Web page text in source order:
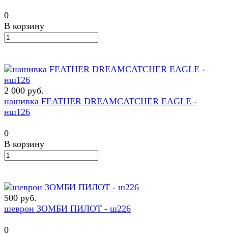
0
В корзину
2 000 руб.
нашивка FEATHER DREAMCATCHER EAGLE -
нш126
0
В корзину
500 руб.
шеврон ЗОМБИ ПИЛОТ - ш226
0